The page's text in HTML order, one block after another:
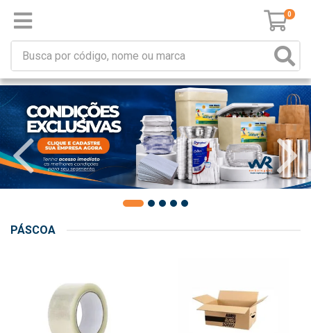
0
PÁSCOA